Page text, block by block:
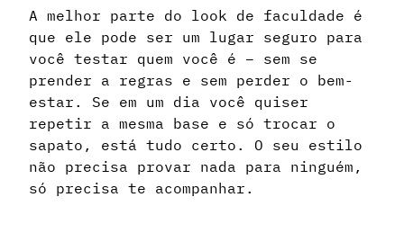
A melhor parte do look de faculdade é
que ele pode ser um lugar seguro para
você testar quem você é – sem se
prender a regras e sem perder o bem-
estar. Se em um dia você quiser
repetir a mesma base e só trocar o
sapato, está tudo certo. O seu estilo
não precisa provar nada para ninguém,
só precisa te acompanhar.